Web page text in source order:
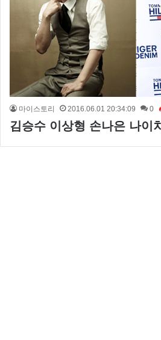
마이스토리 2016.06.01 20:34:09 0
김승수 이상형 손나은 나이